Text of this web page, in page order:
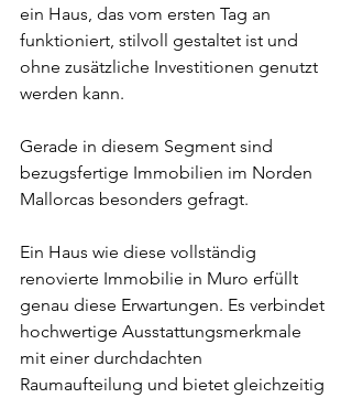
ein Haus, das vom ersten Tag an
funktioniert, stilvoll gestaltet ist und
ohne zusätzliche Investitionen genutzt
werden kann.
Gerade in diesem Segment sind
bezugsfertige Immobilien im Norden
Mallorcas besonders gefragt.
Ein Haus wie diese vollständig
renovierte Immobilie in Muro erfüllt
genau diese Erwartungen. Es verbindet
hochwertige Ausstattungsmerkmale
mit einer durchdachten
Raumaufteilung und bietet gleichzeitig